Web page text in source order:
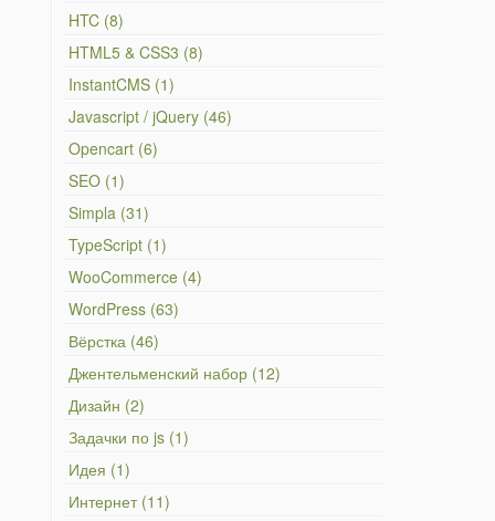
HTC (8)
HTML5 & CSS3 (8)
InstantCMS (1)
Javascript / jQuery (46)
Opencart (6)
SEO (1)
Simpla (31)
TypeScript (1)
WooCommerce (4)
WordPress (63)
Вёрстка (46)
Джентельменский набор (12)
Дизайн (2)
Задачки по js (1)
Идея (1)
Интернет (11)